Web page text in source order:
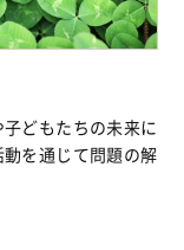
どもたちの未来に
を通じて問題の解